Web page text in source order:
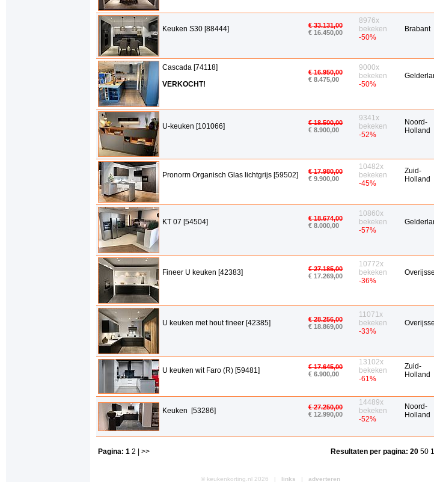
Keuken S30 [88444]
€ 33.131,00
€ 16.450,00
8976x
bekeken
-50%
Brabant
Cascada [74118]
VERKOCHT!
€ 16.950,00
€ 8.475,00
9000x
bekeken
-50%
U-keuken [101066]
€ 18.500,00
€ 8.900,00
9341x
bekeken
-52%
Noord-
Holland
Pronorm Organisch Glas lichtgrijs [59502]
€ 17.980,00
€ 9.900,00
10482x
bekeken
-45%
Zuid-
Holland
KT 07 [54504]
€ 18.674,00
€ 8.000,00
10860x
bekeken
-57%
Fineer U keuken [42383]
€ 27.185,00
€ 17.269,00
10772x
bekeken
-36%
Overijssel
U keuken met hout fineer [42385]
€ 28.256,00
€ 18.869,00
11071x
bekeken
-33%
Overijssel
U keuken wit Faro (R) [59481]
€ 17.645,00
€ 6.900,00
13102x
bekeken
-61%
Zuid-
Holland
Keuken [53286]
€ 27.250,00
€ 12.990,00
14489x
bekeken
-52%
Noord-
Holland
Pagina: 1 2 | >> Resultaten per pagina: 20 50
© keukenkorting.nl 2026 | links | adverteren